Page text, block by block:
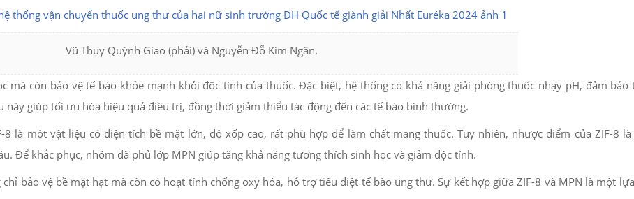
Vũ Thụy Quỳnh Giao (phải) và Nguyễn Đỗ Kim Ngân.
mà còn bảo vệ tế bào khỏe mạnh khỏi độc tính của thuốc. Đặc biệt, hệ thống có khả năng giải phóng thuốc nhạy pH, đảm bảo
giúp tối ưu hóa hiệu quả điều trị, đồng thời giảm thiểu tác động đến các tế bào bình thường.
8 là một vật liệu có diện tích bề mặt lớn, độ xốp cao, rất phù hợp để làm chất mang thuốc. Tuy nhiên, nhược điểm của ZIF-8
Để khắc phục, nhóm đã phủ lớp MPN giúp tăng khả năng tương thích sinh học và giảm độc tính.
bảo vệ bề mặt hạt mà còn có hoạt tính chống oxy hóa, hỗ trợ tiêu diệt tế bào ung thư. Sự kết hợp giữa ZIF-8 và MPN là một